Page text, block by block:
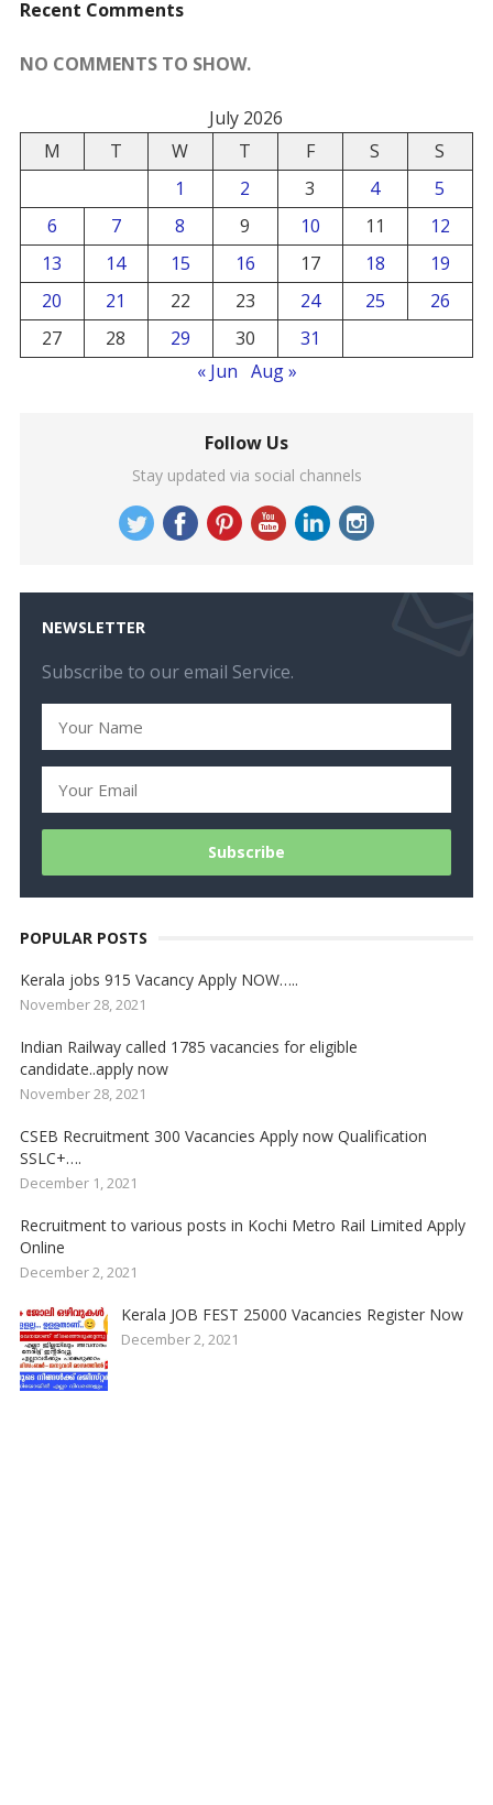
Recent Comments
NO COMMENTS TO SHOW.
July 2026
M
T W T F S
S
1
2 3 4
5
6
7 8 9 10 11
12
13
14 15 16 17 18
19
20
21 22 23 24 25
26
27
28 29 30
31
« Jun Aug »
Follow Us
Stay updated via social channels
NEWSLETTER
Subscribe to our email Service.
POPULAR POSTS
Kerala jobs 915 Vacancy Apply NOW…..
November 28, 2021
Indian Railway called 1785 vacancies for eligible
candidate..apply now
November 28, 2021
CSEB Recruitment 300 Vacancies Apply now Qualification
SSLC+….
December 1, 2021
Recruitment to various posts in Kochi Metro Rail Limited Apply
Online
December 2, 2021
Kerala JOB FEST 25000 Vacancies Register Now
December 2, 2021